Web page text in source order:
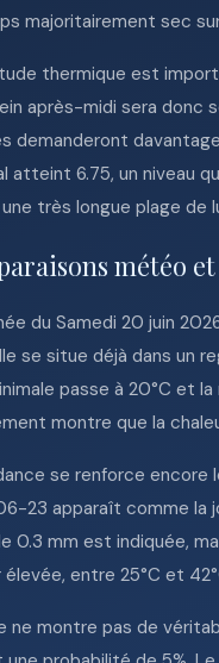
majoritairement sec
thermique est
après-midi sera donc
demanderont
atteint 6.75, un niveau
très longue plage de
météo
du Samedi 20 juin
se situe déjà dans un
passe à 20°C et
montre que la
se renforce encore
23 apparaît comme la
0.3 mm est indiquée,
élevée, entre 25°C et
ne montre pas de